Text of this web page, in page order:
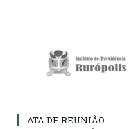
ATA DE REUNIÃO